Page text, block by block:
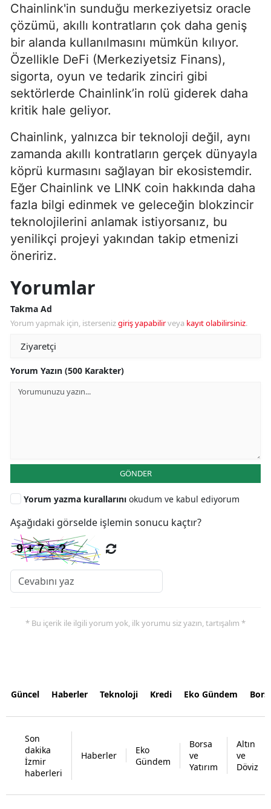
Chainlink'in sunduğu merkeziyetsiz oracle
çözümü, akıllı kontratların çok daha geniş
bir alanda kullanılmasını mümkün kılıyor.
Özellikle DeFi (Merkeziyetsiz Finans),
sigorta, oyun ve tedarik zinciri gibi
sektörlerde Chainlink’in rolü giderek daha
kritik hale geliyor.
Chainlink, yalnızca bir teknoloji değil, aynı
zamanda akıllı kontratların gerçek dünyayla
köprü kurmasını sağlayan bir ekosistemdir.
Eğer Chainlink ve LINK coin hakkında daha
fazla bilgi edinmek ve geleceğin blokzincir
teknolojilerini anlamak istiyorsanız, bu
yenilikçi projeyi yakından takip etmenizi
öneririz.
Yorumlar
Takma Ad
Yorum yapmak için, istersenizgiriş yapabilirveya kayıt olabilirsiniz.
Yorum Yazın (500 Karakter)
GÖNDER
Yorum yazma kurallarını okudum ve kabul ediyorum
Aşağıdaki görselde işlemin sonucu kaçtır?
* Bu içerik ile ilgili yorum yok, ilk yorumu siz yazın, tartışalım *
Güncel Haberler Teknoloji Kredi Eko Gündem
Son
dakika
İzmir
haberleri
Haberler
Eko
Gündem
Borsa
ve
Yatırım
Altın
ve
Döviz